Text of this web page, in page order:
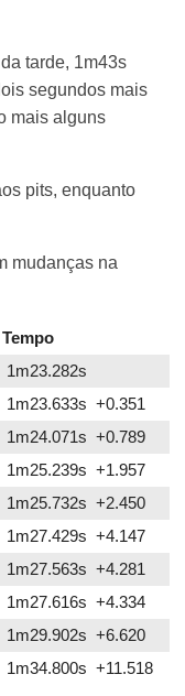
tarde, 1m43s
segundos mais
mais alguns
pits, enquanto
mudanças na
Tempo
1m23.282s
1m23.633s +0.351
1m24.071s +0.789
1m25.239s +1.957
1m25.732s +2.450
1m27.429s +4.147
1m27.563s +4.281
1m27.616s +4.334
1m29.902s +6.620
1m34.800s +11.518